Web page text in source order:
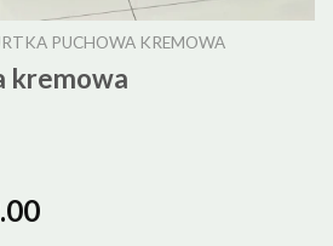
PUCHOWA KREMOWA
kremowa